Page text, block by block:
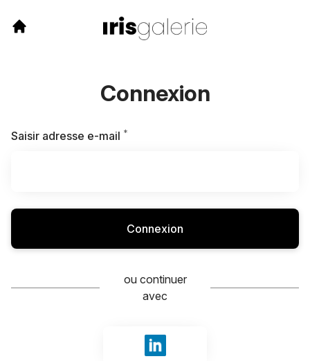
Connexion
Saisir adresse e-mail *
Connexion
ou continuer
avec
Se connecter avec LinkedIn